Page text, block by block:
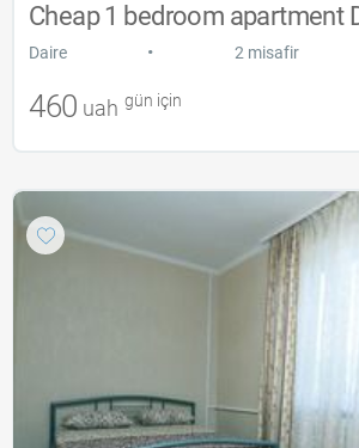
Cheap 1 bedroom apartment
Daire • 2 misafir
460 uah gün için